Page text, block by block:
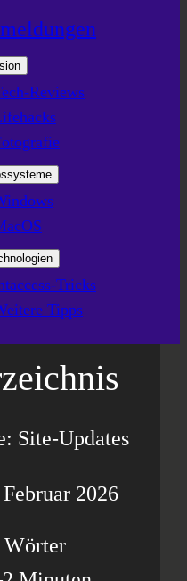
Reviews
Tricks
Tipps
Site-Updates
Februar 2026
Wörter